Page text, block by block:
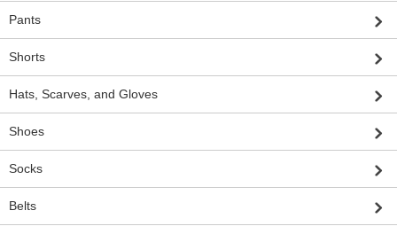
Pants
Shorts
Hats, Scarves, and Gloves
Shoes
Socks
Belts